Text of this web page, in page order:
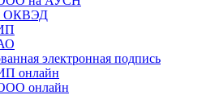
ОКВЭД
электронная подпись
онлайн
онлайн